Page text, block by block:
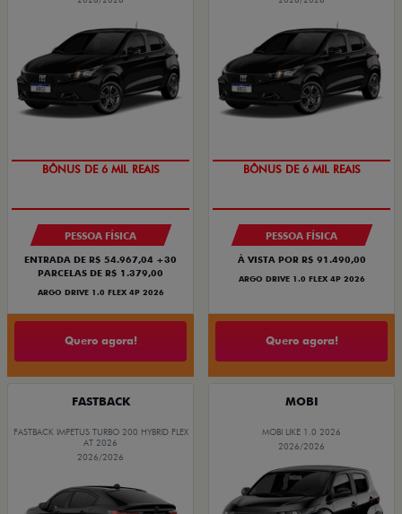
BÔNUS DE 6 MIL REAIS
PESSOA FÍSICA
ENTRADA DE R$ 54.967,04 +30
PARCELAS DE R$ 1.379,00
ARGO DRIVE 1.0 FLEX 4P 2026
Quero agora!
BÔNUS DE 6 MIL REAIS
PESSOA FÍSICA
À VISTA POR R$ 91.490,00
ARGO DRIVE 1.0 FLEX 4P 2026
Quero agora!
FASTBACK
FASTBACK IMPETUS TURBO 200 HYBRID FLEX
AT 2026
2026/2026
MOBI
MOBI LIKE 1.0 2026
2026/2026